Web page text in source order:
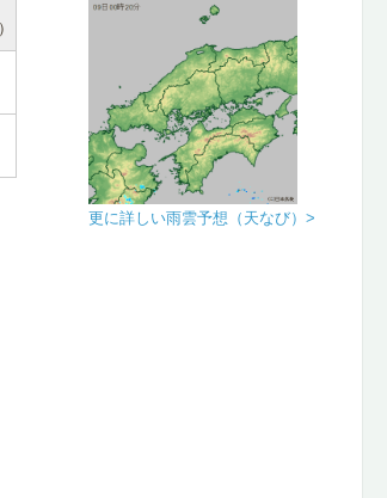
更に詳しい雨雲予想（天なび）>